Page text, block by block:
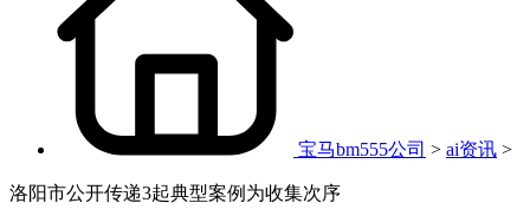
宝马bm555公司 > ai资讯 >
洛阳市公开传递3起典型案例为收集次序